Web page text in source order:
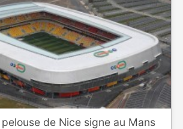
de Nice signe au Mans